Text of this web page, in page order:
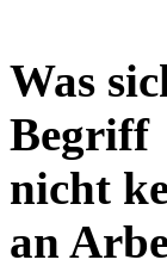
Was
Begriff
nicht
an